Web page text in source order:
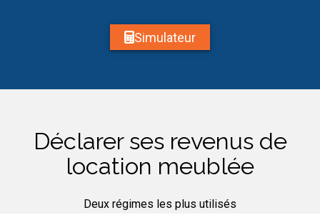
Simulateur
Déclarer ses revenus de
location meublée
Deux régimes les plus utilisés